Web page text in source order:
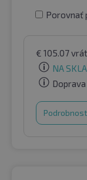
Porovnať
€ 105.07
NA